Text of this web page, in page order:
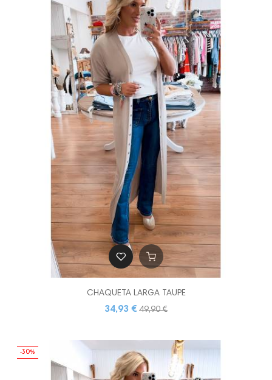
CHAQUETA LARGA TAUPE
34,93 € 49,90 €
-30%